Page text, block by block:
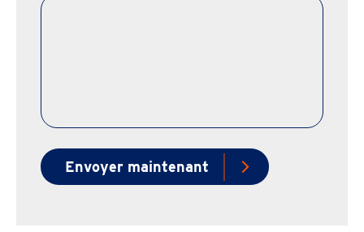
Envoyer maintenant